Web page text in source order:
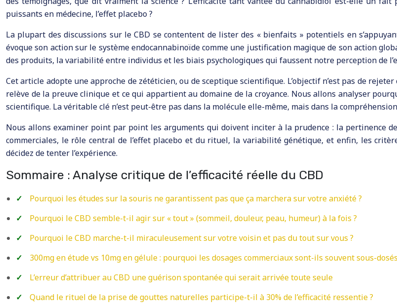
puissants en médecine, l’effet placebo ?
La plupart des discussions sur le CBD se contentent de lister des « bienfaits » potentiels en
évoque son action sur le système endocannabinoïde comme une justification magique de son action
des produits, la variabilité entre individus et les biais psychologiques qui faussent notre perception de
Cet article adopte une approche de zététicien, ou de sceptique scientifique. L’objectif n’est pas de
relève de la preuve clinique et ce qui appartient au domaine de la croyance. Nous allons analyser
scientifique. La véritable clé n’est peut-être pas dans la molécule elle-même, mais dans la
Nous allons examiner point par point les arguments qui doivent inciter à la prudence : la pertinence
commerciales, le rôle central de l’effet placebo et du rituel, la variabilité génétique, et enfin, les
décidez de tenter l’expérience.
Sommaire : Analyse critique de l’efficacité réelle du CBD
Pourquoi les études sur la souris ne garantissent pas que ça marchera sur votre anxiété ?
Pourquoi le CBD semble-t-il agir sur « tout » (sommeil, douleur, peau, humeur) à la fois ?
Pourquoi le CBD marche-t-il miraculeusement sur votre voisin et pas du tout sur vous ?
300mg en étude vs 10mg en gélule : pourquoi les dosages commerciaux sont-ils souvent sous-
L’erreur d’attribuer au CBD une guérison spontanée qui serait arrivée toute seule
Quand le rituel de la prise de gouttes naturelles participe-t-il à 30% de l’efficacité ressentie ?